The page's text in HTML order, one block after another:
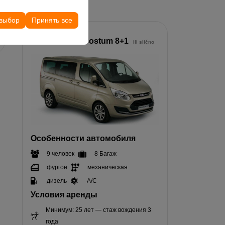
и других
Принять все
Ford tourneo Costum 8+1 ili slično
Особенности автомобиля
9 человек
8 Багаж
фургон
механическая
дизель
A/C
Условия аренды
Минимум: 25 лет — стаж вождения 3
года